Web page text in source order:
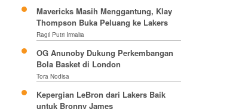
Mavericks Masih Menggantung, Klay
Thompson Buka Peluang ke Lakers
Ragil Putri Irmalia
OG Anunoby Dukung Perkembangan
Bola Basket di London
Tora Nodisa
Kepergian LeBron dari Lakers Baik
untuk Bronny James